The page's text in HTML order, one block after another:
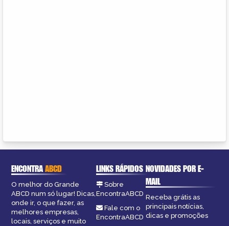
ENCONTRAABCD
O melhor do Grande
ABCD num só lugar! Dicas,
onde ir, o que fazer, as
melhores empresas,
locais, serviços e muito
LINKS RÁPIDOS
Sobre
EncontraABCD
Fale com o
EncontraABCD
NOVIDADES POR E-
MAIL
Receba grátis as
principais notícias,
dicas e promoções